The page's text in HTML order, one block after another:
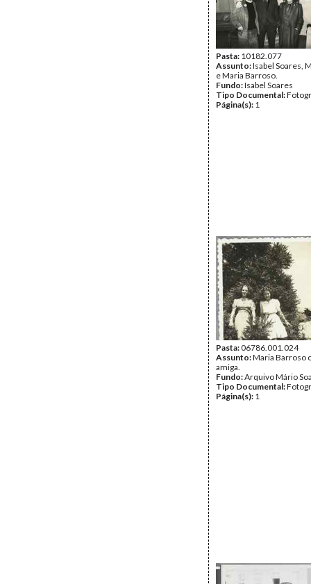
Pasta: 10182.077
Assunto:Isabel Soares,
e Maria Barroso.
Fundo:Isabel Soares
Tipo Documental:
Página(s): 1
Pasta:06786.001.024
Assunto:Maria Barroso
amiga.
Fundo:Arquivo Mário
Tipo Documental:
Página(s): 1